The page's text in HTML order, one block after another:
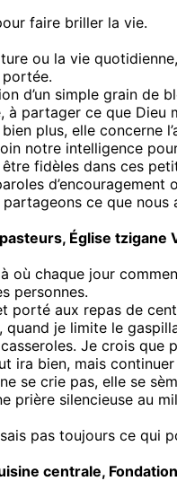
faire briller la vie.
ou la vie
d’un simple grain de
partager ce que Dieu
plus, elle concerne
notre intelligence
fidèles dans ces
partageons ce que
Église tzigane
où chaque jour
personnes.
porté aux repas de
je limite le
Je crois que
ira bien, mais
se crie pas, elle se
prière silencieuse au
pas toujours ce qui
centrale,